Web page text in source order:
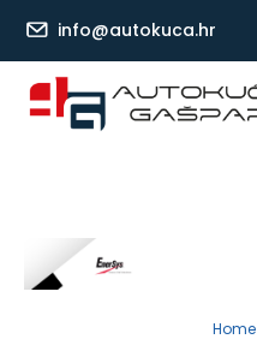
info@autokuca.hr
Home